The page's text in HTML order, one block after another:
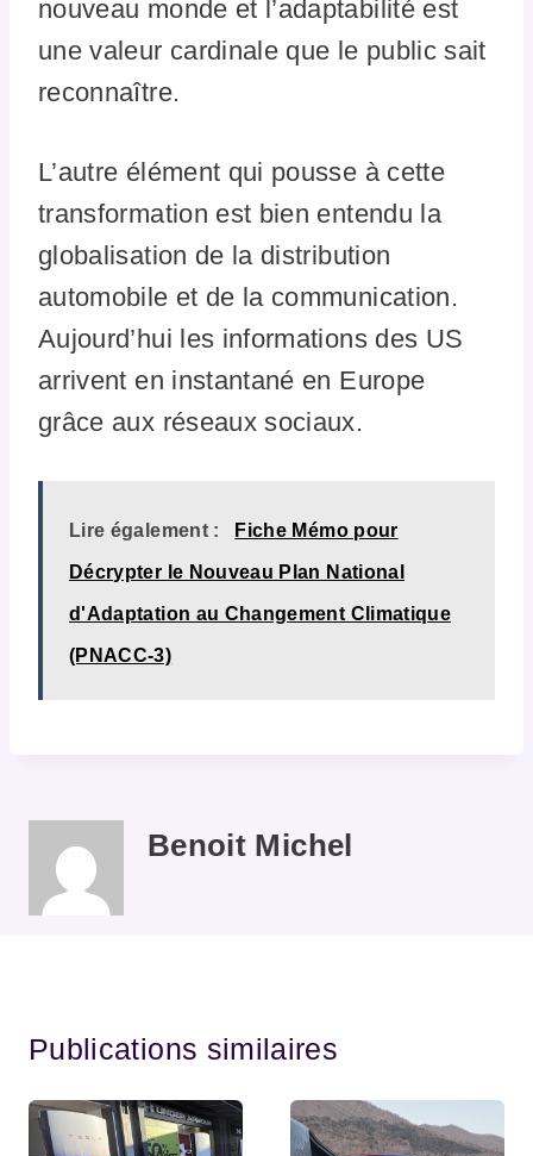
nouveau monde et l’adaptabilité est
une valeur cardinale que le public sait
reconnaître.
L’autre élément qui pousse à cette
transformation est bien entendu la
globalisation de la distribution
automobile et de la communication.
Aujourd’hui les informations des US
arrivent en instantané en Europe
grâce aux réseaux sociaux.
Lire également : Fiche Mémo pour
Décrypter le Nouveau Plan National
d'Adaptation au Changement Climatique
(PNACC-3)
Benoit Michel
Publications similaires